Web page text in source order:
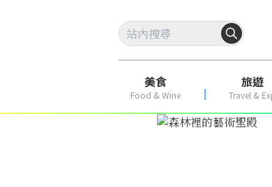
美食
Food & Wine
旅遊
Travel &